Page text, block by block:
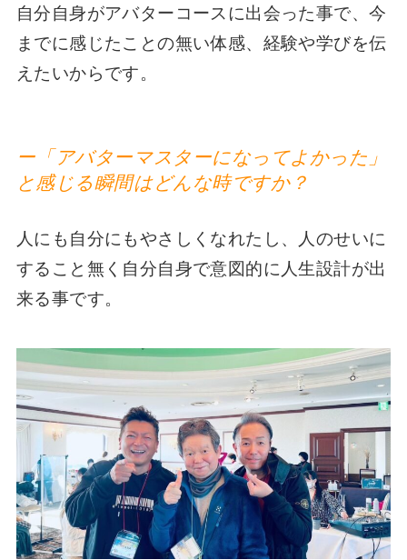
自分自身がアバターコースに出会った事で、今
までに感じたことの無い体感、経験や学びを伝
えたいからです。
ー「アバターマスターになってよかった」
と感じる瞬間はどんな時ですか？
人にも自分にもやさしくなれたし、人のせいに
すること無く自分自身で意図的に人生設計が出
来る事です。